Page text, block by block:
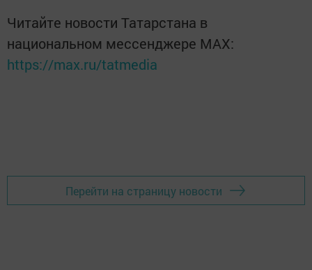
Читайте новости Татарстана в
национальном мессенджере MАХ:
https://max.ru/tatmedia
Перейти на страницу новости